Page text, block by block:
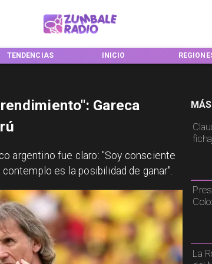
INICIO REGIONES
La
Gareca
argentino fue claro: "Soy consciente
es la posibilidad de ganar".